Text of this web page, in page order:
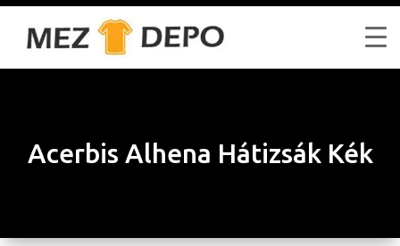
Acerbis Alhena Hátizsák Kék